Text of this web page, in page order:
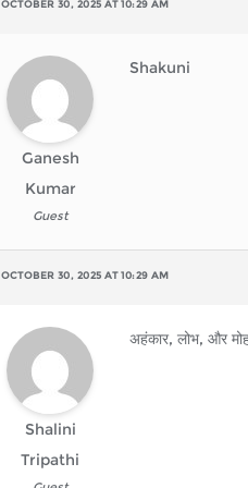
OCTOBER 30, 2025 AT 10:29 AM
Ganesh
Kumar
Guest
Shakuni
OCTOBER 30, 2025 AT 10:29 AM
Shalini
Tripathi
अहंकार, लोभ, और